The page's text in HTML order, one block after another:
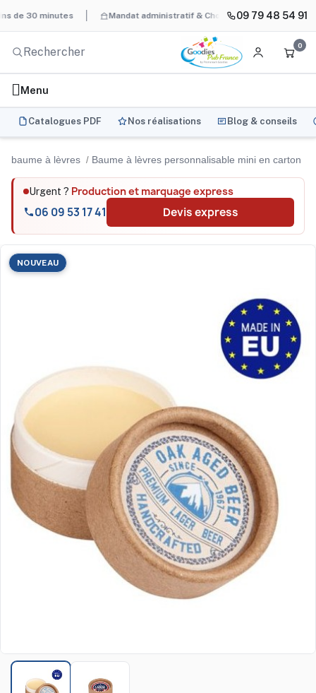
minutes Mandat administratif & Chorus Pro BAT
09 79 48 54 91
0
Menu
Catalogues PDF Nos réalisations Blog & conseils
baume à lèvres Baume à lèvres personnalisable mini en carton
Urgent ? Production et marquage express
06 09 53 17 41 Devis express
NOUVEAU